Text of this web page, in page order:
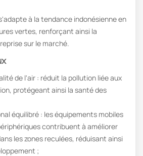
à la tendance indonésienne en
vertes, renforçant ainsi la
sur le marché.
de l'air : réduit la pollution liée aux
protégeant ainsi la santé des
équilibré : les équipements mobiles
contribuent à améliorer
les zones reculées, réduisant ainsi
;